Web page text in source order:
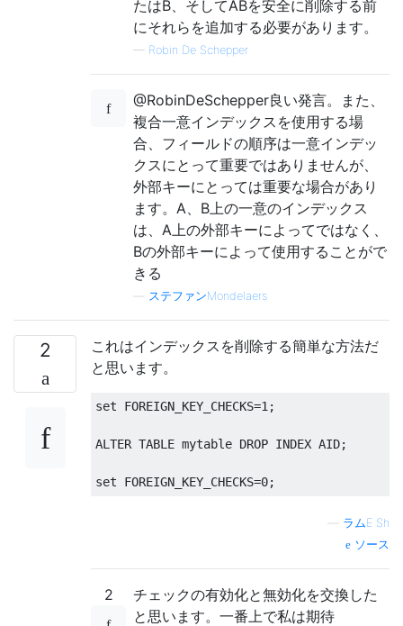
たはB、そしてABを安全に削除する前
にそれらを追加する必要があります。
— Robin De Schepper
@RobinDeSchepper良い発言。また、
複合一意インデックスを使用する場
合、フィールドの順序は一意インデッ
クスにとって重要ではありませんが、
外部キーにとっては重要な場合があり
ます。A、B上の一意のインデックス
は、A上の外部キーによってではなく、
Bの外部キーによって使用することがで
きる
ステファンMondelaers
2
これはインデックスを削除する簡単な方法だ
と思います。
set FOREIGN_KEY_CHECKS=1 ;
ALTER TABLE mytable DROP INDEX AID;
set FOREIGN_KEY_CHECKS=0;
ラムE Sh
ソース
2
チェックの有効化と無効化を交換した
と思います。一番上で私は期待